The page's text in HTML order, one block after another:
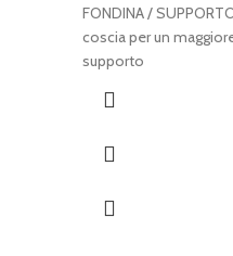
FONDINA /
coscia per un
supporto